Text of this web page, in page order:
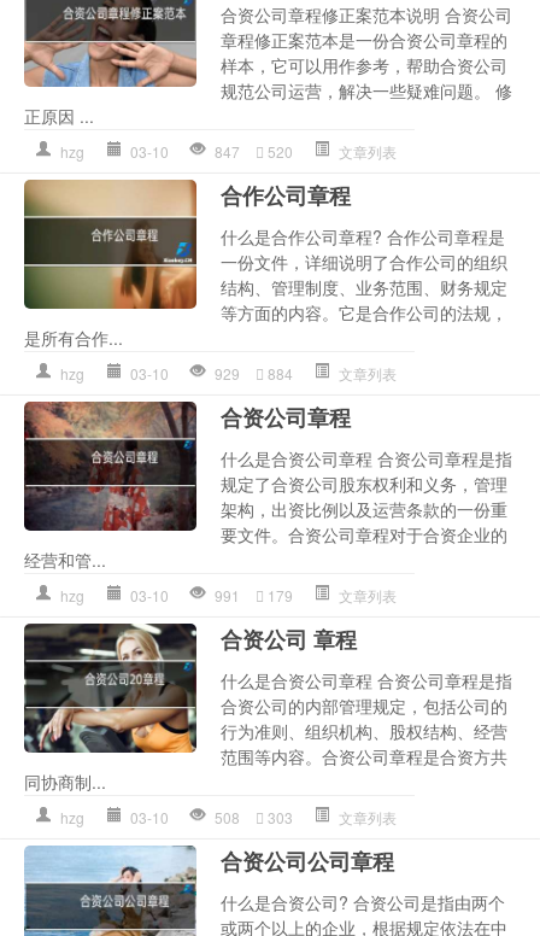
合资公司章程修正案范本说明 合资公司
章程修正案范本是一份合资公司章程的
样本，它可以用作参考，帮助合资公司
规范公司运营，解决一些疑难问题。 修
正原因 ...
hzg 03-10 847 520 文章列表
合作公司章程
什么是合作公司章程? 合作公司章程是
一份文件，详细说明了合作公司的组织
结构、管理制度、业务范围、财务规定
等方面的内容。它是合作公司的法规，
是所有合作...
hzg 03-10 929 884 文章列表
合资公司章程
什么是合资公司章程 合资公司章程是指
规定了合资公司股东权利和义务，管理
架构，出资比例以及运营条款的一份重
要文件。合资公司章程对于合资企业的
经营和管...
hzg 03-10 991 179 文章列表
合资公司 章程
什么是合资公司章程 合资公司章程是指
合资公司的内部管理规定，包括公司的
行为准则、组织机构、股权结构、经营
范围等内容。合资公司章程是合资方共
同协商制...
hzg 03-10 508 303 文章列表
合资公司公司章程
什么是合资公司? 合资公司是指由两个
或两个以上的企业，根据规定依法在中